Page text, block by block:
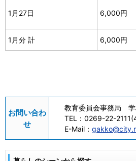
1月27日 6,000円
1月分 計 6,000円
お問い合わ
せ
教育委員会事務局
TEL： 0269-22-
E-Mail：